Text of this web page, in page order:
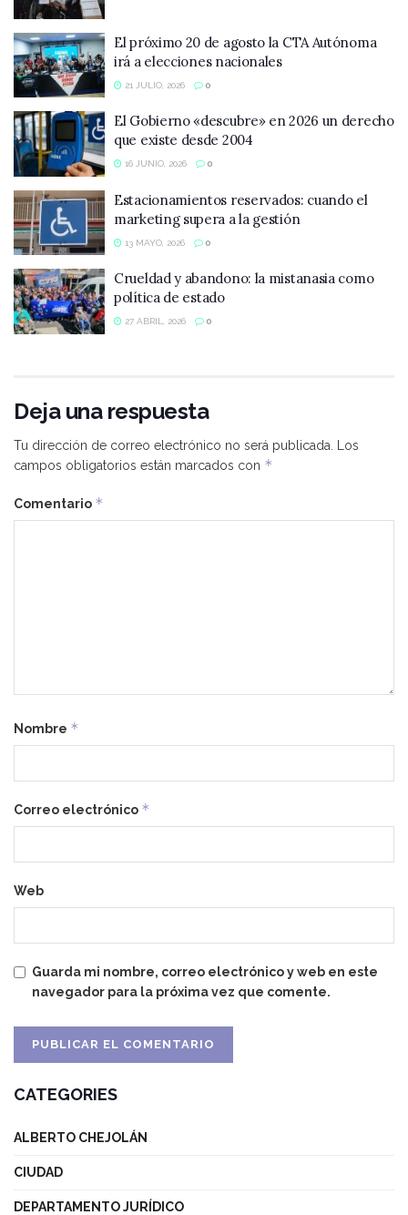
El próximo 20 de agosto la CTA Autónoma
irá a elecciones nacionales
21 JULIO, 2026 0
El Gobierno «descubre» en 2026 un derecho
que existe desde 2004
16 JUNIO, 2026 0
Estacionamientos reservados: cuando el
marketing supera a la gestión
13 MAYO, 2026 0
Crueldad y abandono: la mistanasia como
política de estado
27 ABRIL, 2026 0
Deja una respuesta
Tu dirección de correo electrónico no será publicada.
Los
campos obligatorios están marcados con *
Comentario *
Nombre *
Correo electrónico *
Web
Guarda mi nombre, correo electrónico y web en este
navegador para la próxima vez que comente.
CATEGORIES
ALBERTO CHEJOLÁN
CIUDAD
DEPARTAMENTO JURÍDICO